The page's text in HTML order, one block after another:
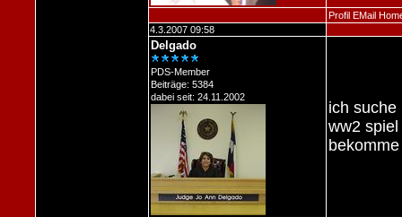
Profil EMail
4.3.2007 09:58
Delgado
PDS-Member
Beiträge: 5384
dabei seit: 24.11.2002
ich suche
ww2